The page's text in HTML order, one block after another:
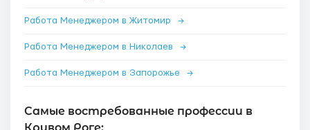
Работа Менеджером в Житомир →
Работа Менеджером в Николаев →
Работа Менеджером в Запорожье →
Самые востребованные профессии в